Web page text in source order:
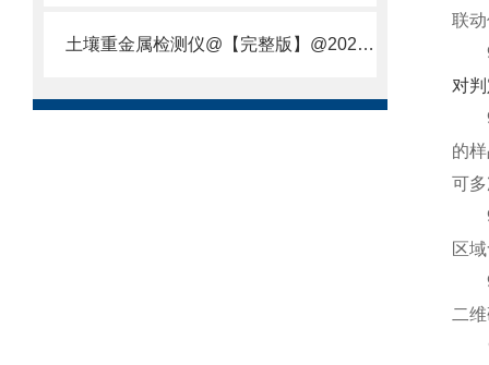
土壤重金属检测仪@【完整版】@2021专业土壤重金属快速检测仪器仪表
联
对
的
可
区
二